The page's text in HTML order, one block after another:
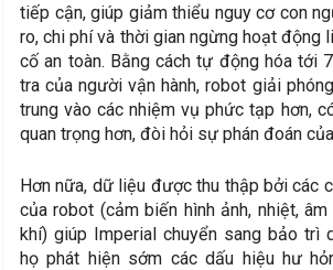
tiếp cận, giúp giảm thiểu nguy cơ con
ro, chi phí và thời gian ngừng hoạt động
cố an toàn. Bằng cách tự động hóa tới
tra của người vận hành, robot giải
trung vào các nhiệm vụ phức tạp hơn,
quan trọng hơn, đòi hỏi sự phán đoán
Hơn nữa, dữ liệu được thu thập bởi các
của robot (cảm biến hình ảnh, nhiệt,
khí) giúp Imperial chuyển sang bảo trì
họ phát hiện sớm các dấu hiệu hư